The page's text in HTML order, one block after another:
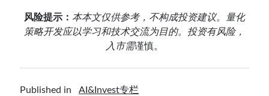
风险提示： 本本文仅供参考，不构成投资建议。量化
策略开发应以学习和技术交流为目的。投资有风险，
入市需谨慎。
Published in AI&Invest专栏